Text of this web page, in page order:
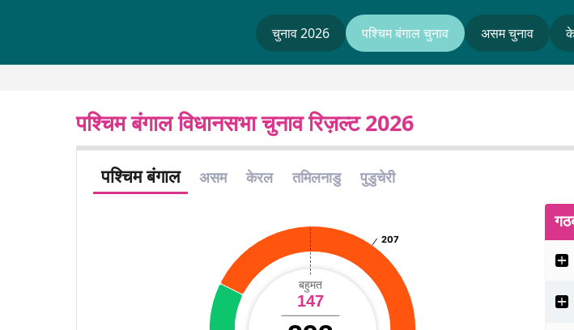
चुनाव 2026 पश्चिम बंगाल चुनाव असम चुनाव
पश्चिम बंगाल विधानसभा चुनाव रिज़ल्ट 2026